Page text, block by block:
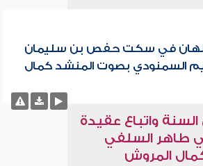
في سكت حفص بن سليمان
السمنودي بصوت المنشد كمال
واتباع عقيدة
طاهر السلفي
المروش